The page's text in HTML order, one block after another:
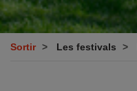
Sortir Les festivals